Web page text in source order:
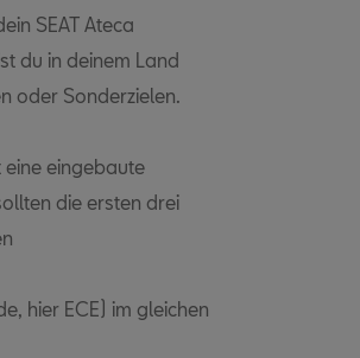
SEAT Ateca
du in deinem Land
oder Sonderzielen.
eine eingebaute
die ersten drei
hier ECE) im gleichen